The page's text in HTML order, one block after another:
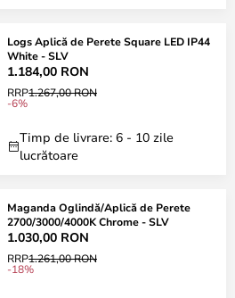
Logs Aplică de Perete Square LED IP44
White - SLV
1.184,00 RON
RRP1.267,00 RON
-6%
Timp de livrare: 6 - 10 zile
lucrătoare
Maganda Oglindă/Aplică de Perete
2700/3000/4000K Chrome - SLV
1.030,00 RON
RRP1.261,00 RON
-18%